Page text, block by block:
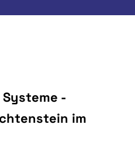
-
im